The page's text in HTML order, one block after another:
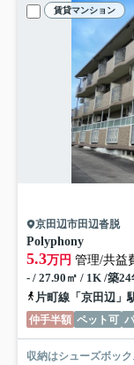
賃貸マンション
京田辺市田辺沓脱
Polyphony
5.3万円 管理/共益
- / 27.90㎡ / 1K /築24
片町線「京田辺」
仲手半額 ペット可
収納はシューズボッ